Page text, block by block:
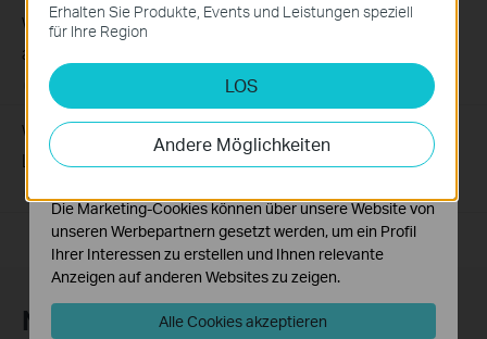
Warum mein PoE-Gerät nicht richtig funktioniert, wenn es
an den PoE-Switch angeschlossen ist
10-05-2020
Wie registriere ich ein TP-Link-Produkt mit meiner TP-
Link-ID?
Newsletter abonnieren
Erhalten Sie Produkte, Events und Leistungen speziell
für Ihre Region
LOS
Andere Möglichkeiten
erforderlich und können in Ihren Systemen nicht
Analyse- und Marketing-Cookies
Analyse-Cookies ermöglichen es uns, Ihre Aktivitäten
auf unserer Website zu analysieren, um die
Funktionsweise unserer Website zu verbessern und
Die Marketing-Cookies können über unsere Website von
unseren Werbepartnern gesetzt werden, um ein Profil
Ihrer Interessen zu erstellen und Ihnen relevante
Anzeigen auf anderen Websites zu zeigen.
Alle Cookies akzeptieren